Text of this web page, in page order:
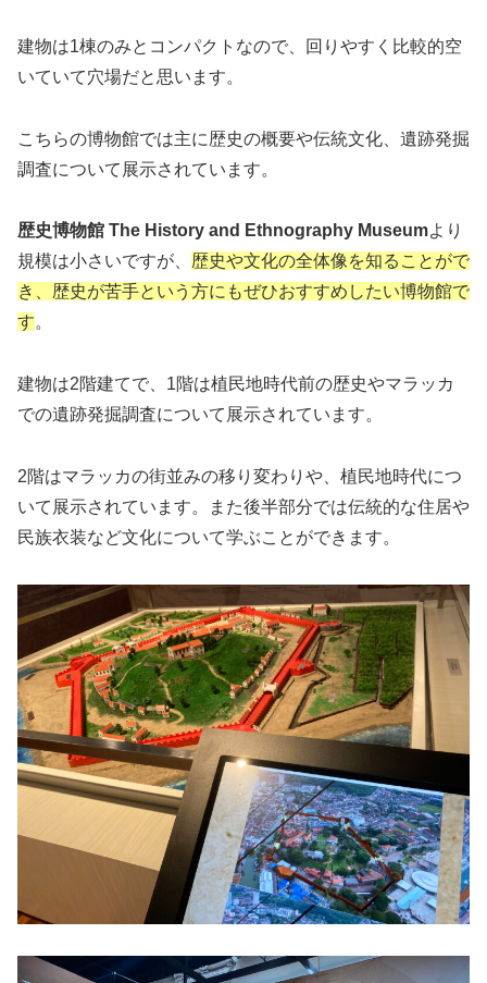
建物は1棟のみとコンパクトなので、回りやすく比較的空
いていて穴場だと思います。
こちらの博物館では主に歴史の概要や伝統文化、遺跡発掘
調査について展示されています。
歴史博物館 The History and Ethnography Museumより
規模は小さいですが、 歴史や文化の全体像を知ることがで
き、歴史が苦手という方にもぜひおすすめしたい博物館で
す。
建物は2階建てで、1階は植民地時代前の歴史やマラッカ
での遺跡発掘調査について展示されています。
2階はマラッカの街並みの移り変わりや、植民地時代につ
いて展示されています。また後半部分では伝統的な住居や
民族衣装など文化について学ぶことができます。